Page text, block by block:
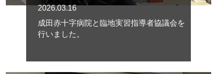
2026.03.16
成田赤十字病院と臨地実習指導者協議会を
行いました。